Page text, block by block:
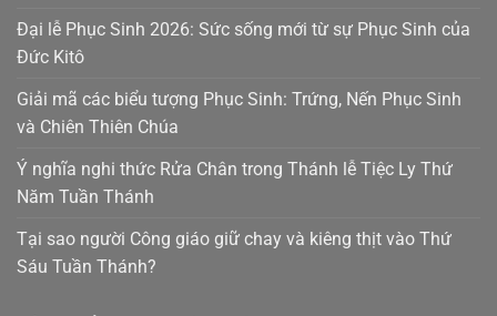
Đại lễ Phục Sinh 2026: Sức sống mới từ sự Phục Sinh của
Đức Kitô
Giải mã các biểu tượng Phục Sinh: Trứng, Nến Phục Sinh
và Chiên Thiên Chúa
Ý nghĩa nghi thức Rửa Chân trong Thánh lễ Tiệc Ly Thứ
Năm Tuần Thánh
Tại sao người Công giáo giữ chay và kiêng thịt vào Thứ
Sáu Tuần Thánh?